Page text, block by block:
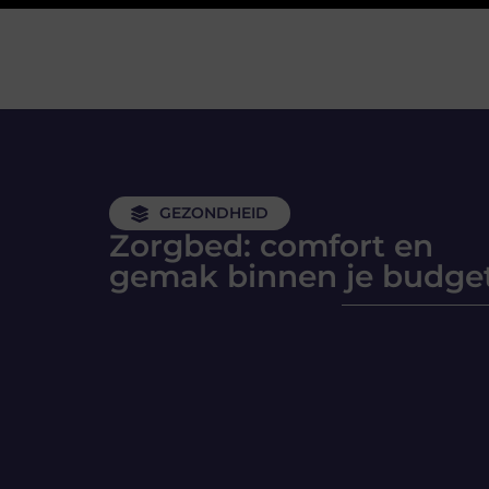
GEZONDHEID
Zorgbed: comfort en
gemak binnen je